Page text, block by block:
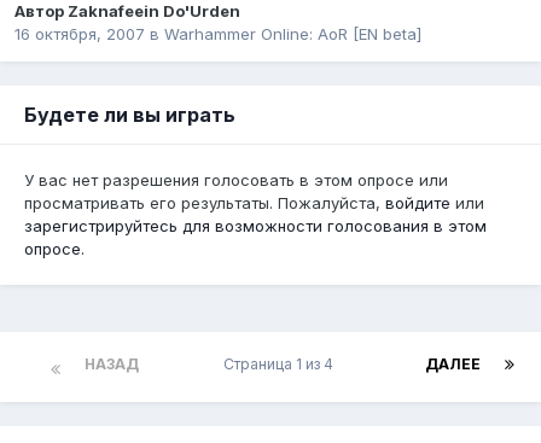
Автор Zaknafeein Do'Urden
16 октября, 2007 в Warhammer Online: AoR [EN beta]
Будете ли вы играть
У вас нет разрешения голосовать в этом опросе или
просматривать его результаты. Пожалуйста, войдите или
зарегистрируйтесь для возможности голосования в этом
опросе.
НАЗАД ДАЛЕЕ
Страница 1 из 4